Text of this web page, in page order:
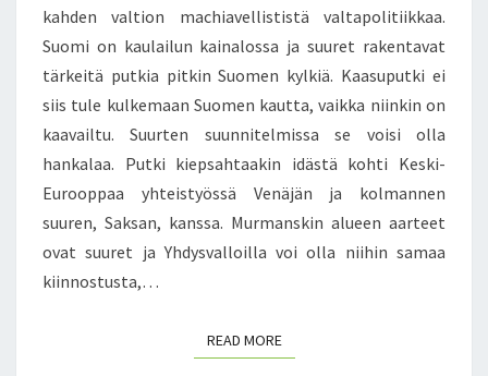
A
V
E
L
I
T
K
O
H
V
A
kahden valtion machiavellististä valtapolitiikkaa.
Suomi on kaulailun kainalossa ja suuret rakentavat
tärkeitä putkia pitkin Suomen kylkiä. Kaasuputki ei
siis tule kulkemaan Suomen kautta, vaikka niinkin on
kaavailtu. Suurten suunnitelmissa se voisi olla
hankalaa. Putki kiepsahtaakin idästä kohti Keski-
Eurooppaa yhteistyössä Venäjän ja kolmannen
suuren, Saksan, kanssa. Murmanskin alueen aarteet
ovat suuret ja Yhdysvalloilla voi olla niihin samaa
kiinnostusta,…
READ MOREREAD MORE